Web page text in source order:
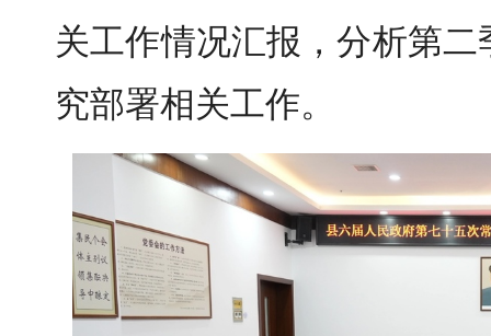
关工作情况汇报，分析第
究部署相关工作。